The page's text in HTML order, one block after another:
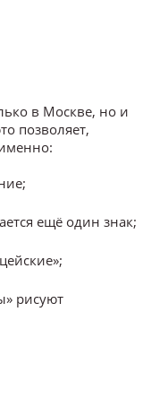
в Москве, но и
позволяет,
ещё один знак;
рисуют